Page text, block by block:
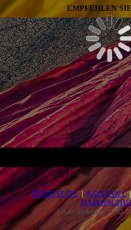
EMPFEHLEN
STARTSEITE|KONTAKT
Letzte Änderung:
Cookie-Einstellungen
Diese Webseite verwendet Cookies, um
Nutzererlebnis zu bieten. Bestimmte
nur angezeigt, wenn die entsprechende
Datenverarbeitung kann dann auch in